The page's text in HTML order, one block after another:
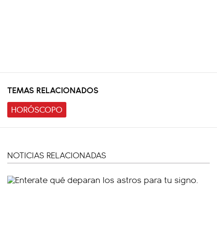
TEMAS RELACIONADOS
HORÓSCOPO
NOTICIAS RELACIONADAS